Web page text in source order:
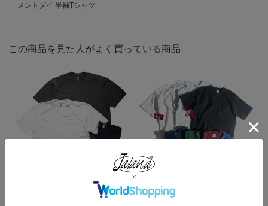
メントダイ 半袖Tシャツ
この商品を見た人がよく買っている商品
ロサンゼルスアパレル LOSANGE
キャンバー CAMBER 302 マック